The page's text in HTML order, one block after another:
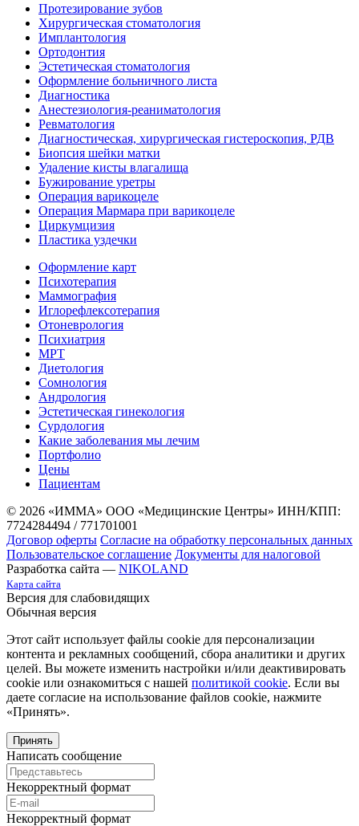
Протезирование зубов
Хирургическая стоматология
Имплантология
Ортодонтия
Эстетическая стоматология
Оформление больничного листа
Диагностика
Анестезиология-реаниматология
Ревматология
Диагностическая, хирургическая гистероскопия, РДВ
Биопсия шейки матки
Удаление кисты влагалища
Бужирование уретры
Операция варикоцеле
Операция Мармара при варикоцеле
Циркумцизия
Пластика уздечки
Оформление карт
Психотерапия
Маммография
Иглорефлексотерапия
Отоневрология
Психиатрия
МРТ
Диетология
Сомнология
Андрология
Эстетическая гинекология
Сурдология
Какие заболевания мы лечим
Портфолио
Цены
Пациентам
© 2026 «ИММА» ООО «Медицинские Центры» ИНН/КПП:
7724284494 / 771701001
Договор оферты Согласие на обработку персональных данных
Пользовательское соглашение Документы для налоговой
Разработка сайта — NIKOLAND
Карта сайта
Версия для слабовидящих
Обычная версия
Этот сайт использует файлы cookie для персонализации
контента и рекламных сообщений, сбора аналитики и других
целей. Вы можете изменить настройки и/или деактивировать
cookie или ознакомиться с нашей политикой cookie. Если вы
даете согласие на использование файлов cookie, нажмите
«Принять».
Принять
Написать сообщение
Некорректный формат
Некорректный формат